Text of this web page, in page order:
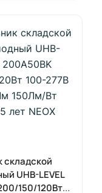
складской
UHB-LEVEL
150/120Вт